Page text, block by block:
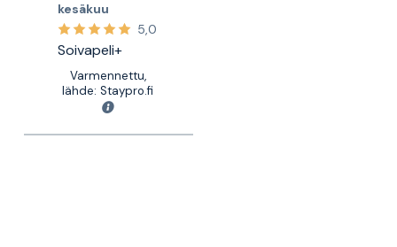
kesäkuu
5,0
Soivapeli+
Varmennettu,
lähde: Staypro.fi